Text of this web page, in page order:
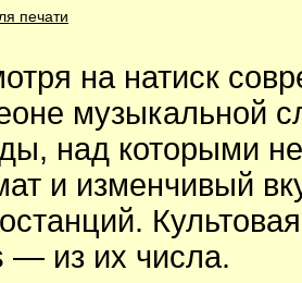
печати
на натиск
музыкальной
над которыми
и изменчивый
— из их числа.